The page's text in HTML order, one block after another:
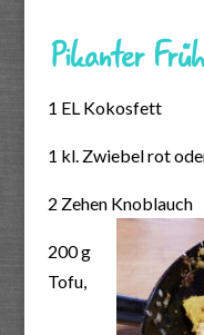
Pikanter
1 EL Kokosfett
1 kl. Zwiebel rot
2 Zehen Knoblauch
200 g
Tofu,